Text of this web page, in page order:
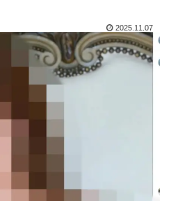
2025.11.07